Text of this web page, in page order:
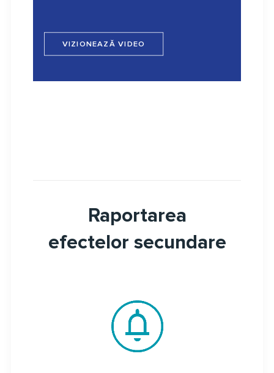
VIZIONEAZĂ VIDEO
Raportarea
efectelor secundare